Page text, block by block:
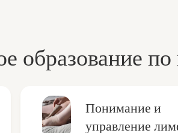
образование
Понимание и
управление